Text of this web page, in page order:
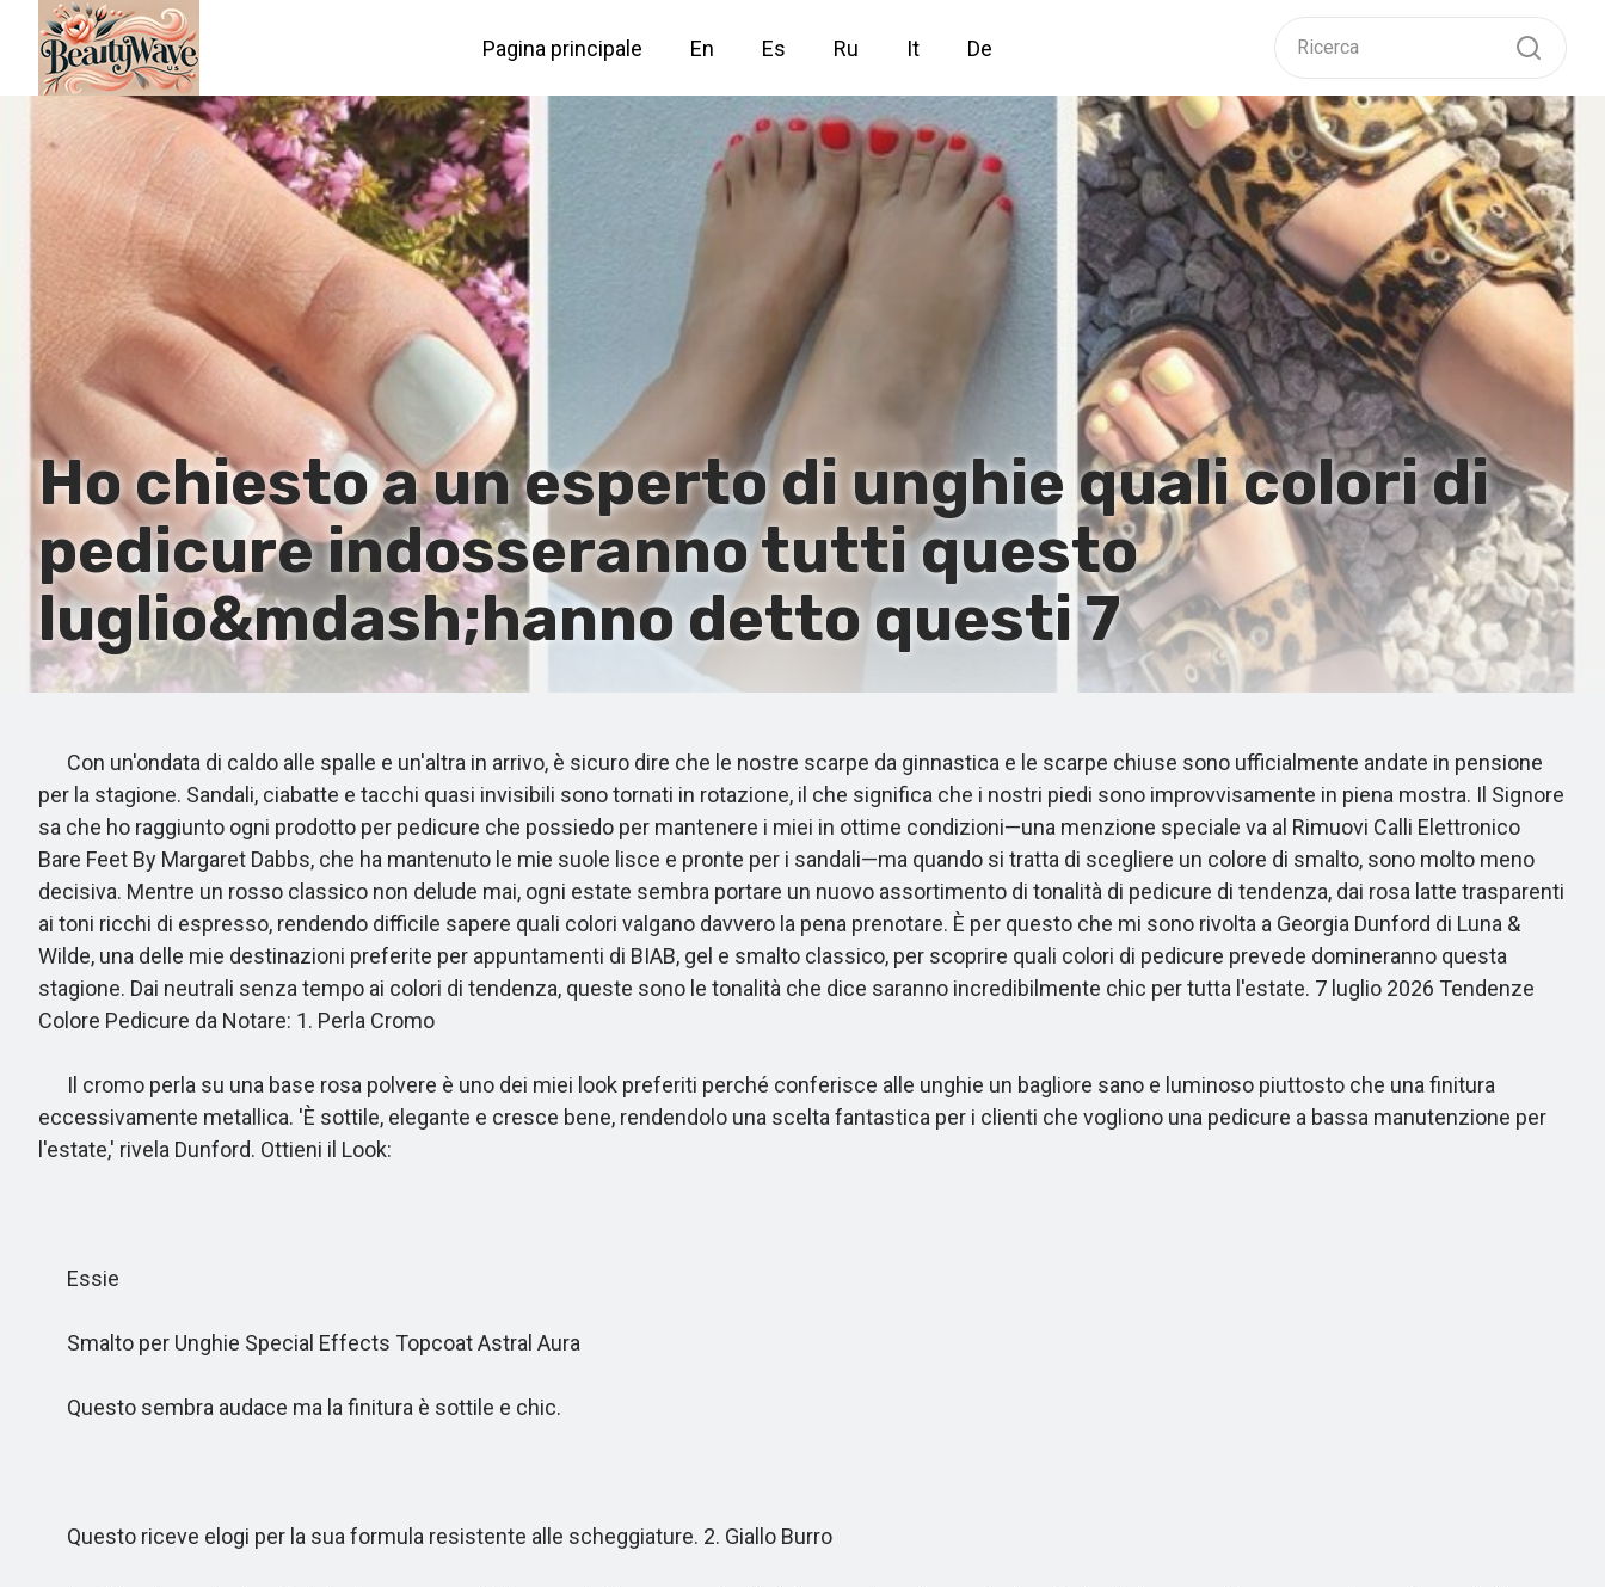
Pagina principale En Es Ru It De
Ho chiesto a un esperto di unghie quali colori di
pedicure indosseranno tutti questo
luglio&mdash;hanno detto questi 7
Con un'ondata di caldo alle spalle e un'altra in arrivo, è sicuro dire che le nostre scarpe da ginnastica e le scarpe chiuse sono ufficialmente andate in pensione
per la stagione. Sandali, ciabatte e tacchi quasi invisibili sono tornati in rotazione, il che significa che i nostri piedi sono improvvisamente in piena mostra. Il Signore
sa che ho raggiunto ogni prodotto per pedicure che possiedo per mantenere i miei in ottime condizioni—una menzione speciale va al Rimuovi Calli Elettronico
Bare Feet By Margaret Dabbs, che ha mantenuto le mie suole lisce e pronte per i sandali—ma quando si tratta di scegliere un colore di smalto, sono molto meno
decisiva. Mentre un rosso classico non delude mai, ogni estate sembra portare un nuovo assortimento di tonalità di pedicure di tendenza, dai rosa latte trasparenti
ai toni ricchi di espresso, rendendo difficile sapere quali colori valgano davvero la pena prenotare. È per questo che mi sono rivolta a Georgia Dunford di Luna &
Wilde, una delle mie destinazioni preferite per appuntamenti di BIAB, gel e smalto classico, per scoprire quali colori di pedicure prevede domineranno questa
stagione. Dai neutrali senza tempo ai colori di tendenza, queste sono le tonalità che dice saranno incredibilmente chic per tutta l'estate. 7 luglio 2026 Tendenze
Colore Pedicure da Notare: 1. Perla Cromo
Il cromo perla su una base rosa polvere è uno dei miei look preferiti perché conferisce alle unghie un bagliore sano e luminoso piuttosto che una finitura
eccessivamente metallica. 'È sottile, elegante e cresce bene, rendendolo una scelta fantastica per i clienti che vogliono una pedicure a bassa manutenzione per
l'estate,' rivela Dunford. Ottieni il Look:
Essie
Smalto per Unghie Special Effects Topcoat Astral Aura
Questo sembra audace ma la finitura è sottile e chic.
Questo riceve elogi per la sua formula resistente alle scheggiature. 2. Giallo Burro